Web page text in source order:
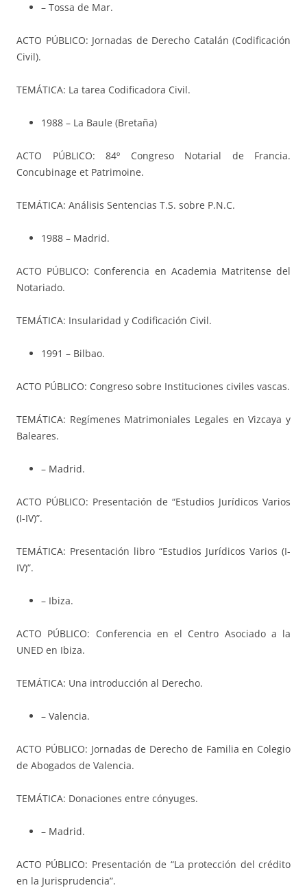
– Tossa de Mar.
ACTO PÚBLICO: Jornadas de Derecho Catalán (Codificación
Civil).
TEMÁTICA: La tarea Codificadora Civil.
1988 – La Baule (Bretaña)
ACTO PÚBLICO: 84º Congreso Notarial de Francia.
Concubinage et Patrimoine.
TEMÁTICA: Análisis Sentencias T.S. sobre P.N.C.
1988 – Madrid.
ACTO PÚBLICO: Conferencia en Academia Matritense del
Notariado.
TEMÁTICA: Insularidad y Codificación Civil.
1991 – Bilbao.
ACTO PÚBLICO: Congreso sobre Instituciones civiles vascas.
TEMÁTICA: Regímenes Matrimoniales Legales en Vizcaya y
Baleares.
– Madrid.
ACTO PÚBLICO: Presentación de “Estudios Jurídicos Varios
(I-IV)”.
TEMÁTICA: Presentación libro “Estudios Jurídicos Varios (I-
IV)”.
– Ibiza.
ACTO PÚBLICO: Conferencia en el Centro Asociado a la
UNED en Ibiza.
TEMÁTICA: Una introducción al Derecho.
– Valencia.
ACTO PÚBLICO: Jornadas de Derecho de Familia en Colegio
de Abogados de Valencia.
TEMÁTICA: Donaciones entre cónyuges.
– Madrid.
ACTO PÚBLICO: Presentación de “La protección del crédito
en la Jurisprudencia”.